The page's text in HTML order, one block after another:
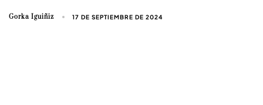
Gorka Iguiñiz 17 DE SEPTIEMBRE DE 2024